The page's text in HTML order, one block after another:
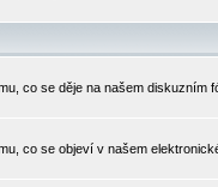
co se děje na našem diskuzním
co se objeví v našem